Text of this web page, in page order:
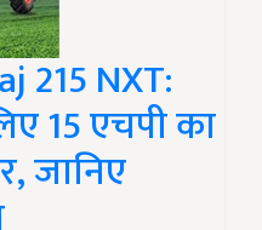
215 NXT:
15 एचपी का
जानिए